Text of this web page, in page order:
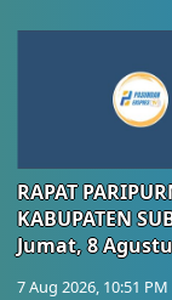
RAPAT
KABUPATEN
Jumat, 8
7 Aug 2026, 10:51 PM